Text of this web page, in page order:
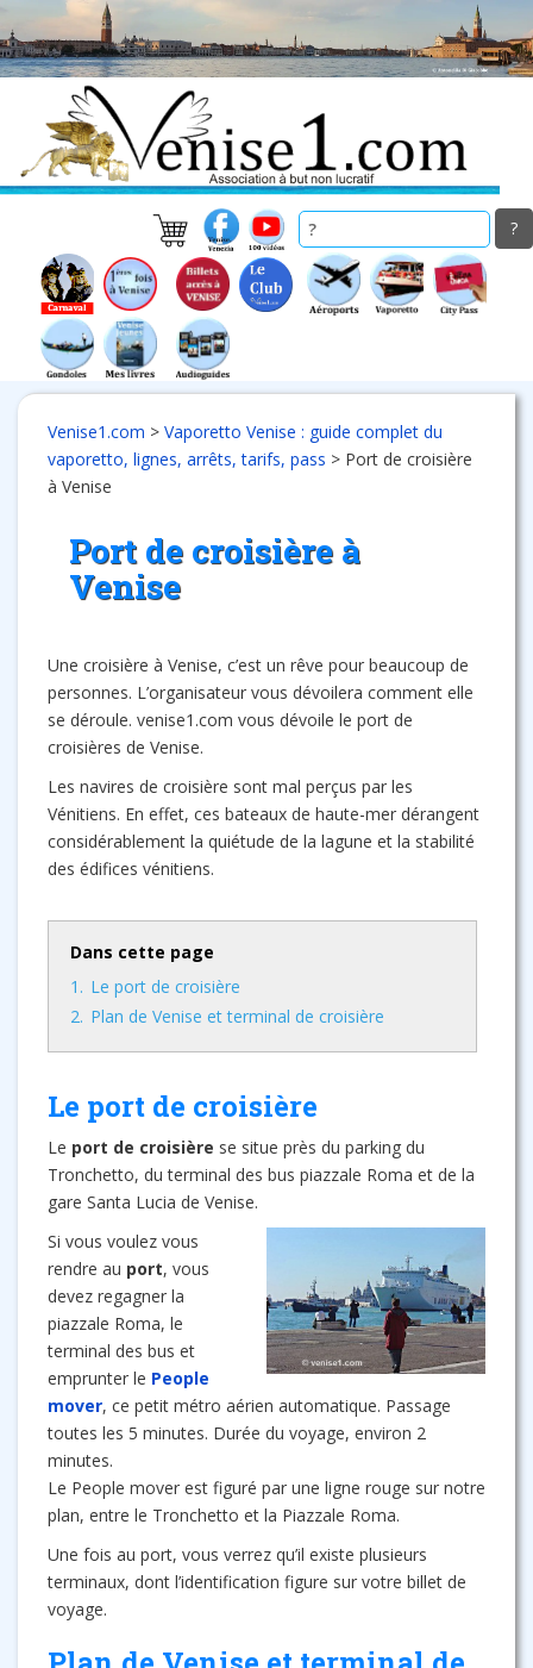
to
main
Venise1.com > Vaporetto Venise : guide complet du
vaporetto, lignes, arrêts, tarifs, pass > Port de croisière
à Venise
Port de croisière à
Venise
Une croisière à Venise, c’est un rêve pour beaucoup de
personnes. L’organisateur vous dévoilera comment elle
se déroule. venise1.com vous dévoile le port de
croisières de Venise.
Les navires de croisière sont mal perçus par les
Vénitiens. En effet, ces bateaux de haute-mer dérangent
considérablement la quiétude de la lagune et la stabilité
des édifices vénitiens.
Dans cette page
1. Le port de croisière
2. Plan de Venise et terminal de croisière
Le port de croisière
Le port de croisière se situe près du parking du
Tronchetto, du terminal des bus piazzale Roma et de la
gare Santa Lucia de Venise.
Si vous voulez vous
rendre au port, vous
devez regagner la
piazzale Roma, le
terminal des bus et
emprunter le People
mover, ce petit métro aérien automatique. Passage
toutes les 5 minutes. Durée du voyage, environ 2
minutes.
Le People mover est figuré par une ligne rouge sur notre
plan, entre le Tronchetto et la Piazzale Roma.
Une fois au port, vous verrez qu’il existe plusieurs
terminaux, dont l’identification figure sur votre billet de
voyage.